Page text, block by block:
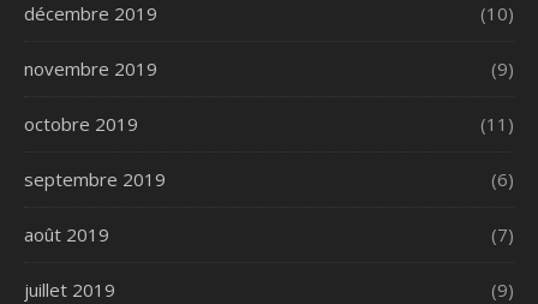
décembre 2019 (10)
novembre 2019 (9)
octobre 2019 (11)
septembre 2019 (6)
août 2019 (7)
juillet 2019 (9)